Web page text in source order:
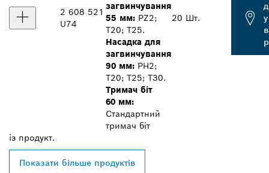
2 608 521
U74
загвинчування
55 мм: PZ2;
T20; T25.
Насадка для
загвинчування
90 мм: PH2;
T20; T25; T30.
Тримач біт
60 мм:
Стандартний
тримач біт
20 Шт.
у
із продукт.
Показати більше продуктів